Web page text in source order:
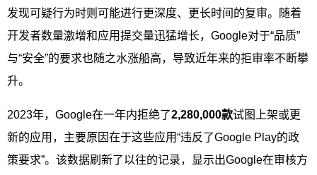
发现可疑行为时则可能进行更深度、更长时间的复审。随着
开发者数量激增和应用提交量迅猛增长，Google对于“品质”
与“安全”的要求也随之水涨船高，导致近年来的拒审率不断攀
升。
2023年，Google在一年内拒绝了2,280,000款试图上架或更
新的应用，主要原因在于这些应用“违反了Google Play的政
策要求”。该数据刷新了以往的记录，显示出Google在审核方